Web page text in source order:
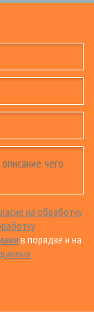
на обработку
в порядке и на